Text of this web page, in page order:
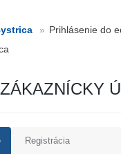
Prihlásenie do
ZÁKAZNÍCKY
Registrácia